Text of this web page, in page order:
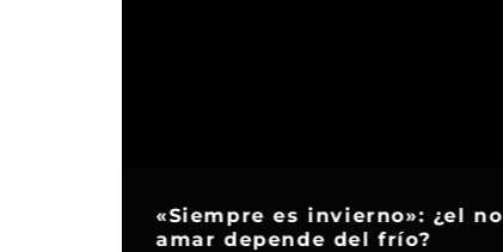
«Siempre es invierno»: ¿el no
amar depende del frío?